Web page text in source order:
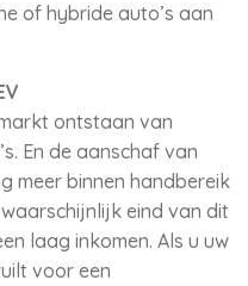
of hybride auto’s aan
ontstaan van
En de aanschaf van
meer binnen handbereik
eind van dit
laag inkomen. Als u uw
voor een